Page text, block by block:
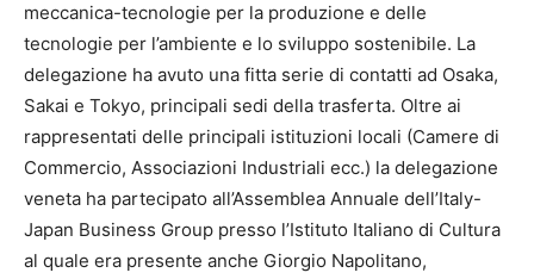
meccanica-tecnologie per la produzione e delle
tecnologie per l’ambiente e lo sviluppo sostenibile. La
delegazione ha avuto una fitta serie di contatti ad Osaka,
Sakai e Tokyo, principali sedi della trasferta. Oltre ai
rappresentati delle principali istituzioni locali (Camere di
Commercio, Associazioni Industriali ecc.) la delegazione
veneta ha partecipato all’Assemblea Annuale dell’Italy-
Japan Business Group presso l’Istituto Italiano di Cultura
al quale era presente anche Giorgio Napolitano,